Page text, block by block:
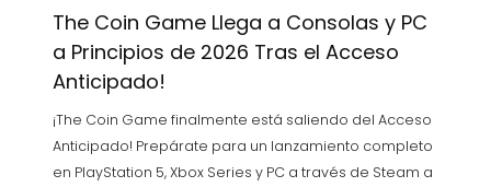
The Coin Game Llega a Consolas y PC
a Principios de 2026 Tras el Acceso
Anticipado!
¡The Coin Game finalmente está saliendo del Acceso
Anticipado! Prepárate para un lanzamiento completo
en PlayStation 5, Xbox Series y PC a través de Steam a